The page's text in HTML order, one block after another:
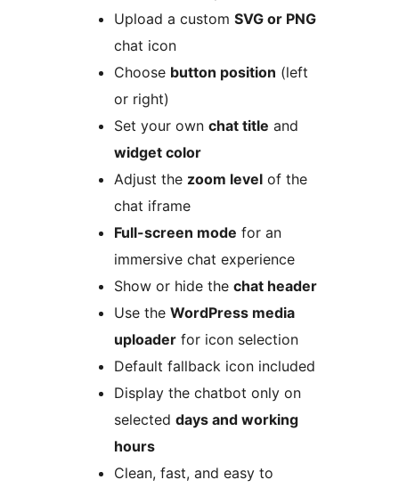
Upload a custom SVG or PNG
chat icon
Choose button position (left
or right)
Set your own chat title and
widget color
Adjust the zoom level of the
chat iframe
Full-screen mode for an
immersive chat experience
Show or hide the chat header
Use the WordPress media
uploader for icon selection
Default fallback icon included
Display the chatbot only on
selected days and working
hours
Clean, fast, and easy to